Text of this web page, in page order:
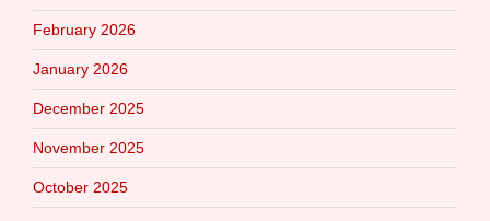
February 2026
January 2026
December 2025
November 2025
October 2025